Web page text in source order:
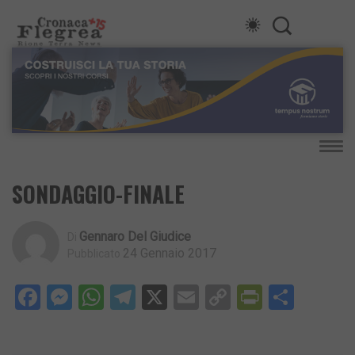
SONDAGGIO-FINALE
Gennaro Del Giudice
24 Gennaio 2017
Facebook
Messenger
WhatsApp
Telegram
X EmailCopy